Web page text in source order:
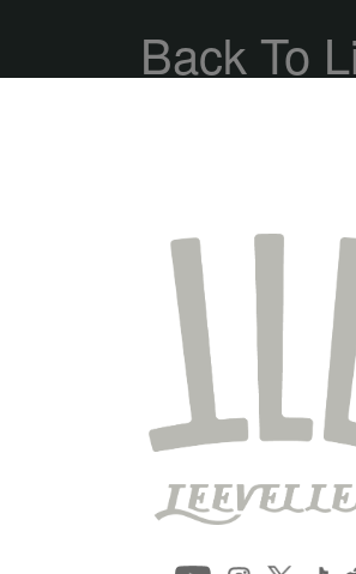
Back To